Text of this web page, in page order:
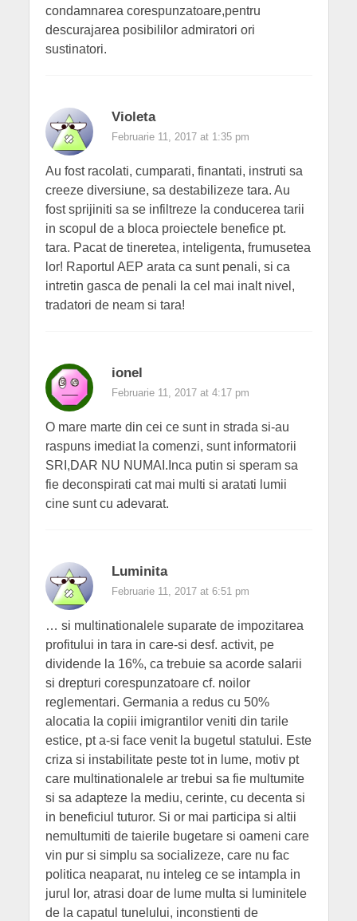
condamnarea corespunzatoare,pentru
descurajarea posibililor admiratori ori
sustinatori.
Violeta
Februarie 11, 2017 at 1:35 pm
Au fost racolati, cumparati, finantati, instruti sa
creeze diversiune, sa destabilizeze tara. Au
fost sprijiniti sa se infiltreze la conducerea tarii
in scopul de a bloca proiectele benefice pt.
tara. Pacat de tineretea, inteligenta, frumusetea
lor! Raportul AEP arata ca sunt penali, si ca
intretin gasca de penali la cel mai inalt nivel,
tradatori de neam si tara!
ionel
Februarie 11, 2017 at 4:17 pm
O mare marte din cei ce sunt in strada si-au
raspuns imediat la comenzi, sunt informatorii
SRI,DAR NU NUMAI.Inca putin si speram sa
fie deconspirati cat mai multi si aratati lumii
cine sunt cu adevarat.
Luminita
Februarie 11, 2017 at 6:51 pm
… si multinationalele suparate de impozitarea
profitului in tara in care-si desf. activit, pe
dividende la 16%, ca trebuie sa acorde salarii
si drepturi corespunzatoare cf. noilor
reglementari. Germania a redus cu 50%
alocatia la copiii imigrantilor veniti din tarile
estice, pt a-si face venit la bugetul statului. Este
criza si instabilitate peste tot in lume, motiv pt
care multinationalele ar trebui sa fie multumite
si sa adapteze la mediu, cerinte, cu decenta si
in beneficiul tuturor. Si or mai participa si altii
nemultumiti de taierile bugetare si oameni care
vin pur si simplu sa socializeze, care nu fac
politica neaparat, nu inteleg ce se intampla in
jurul lor, atrasi doar de lume multa si luminitele
de la capatul tunelului, inconstienti de